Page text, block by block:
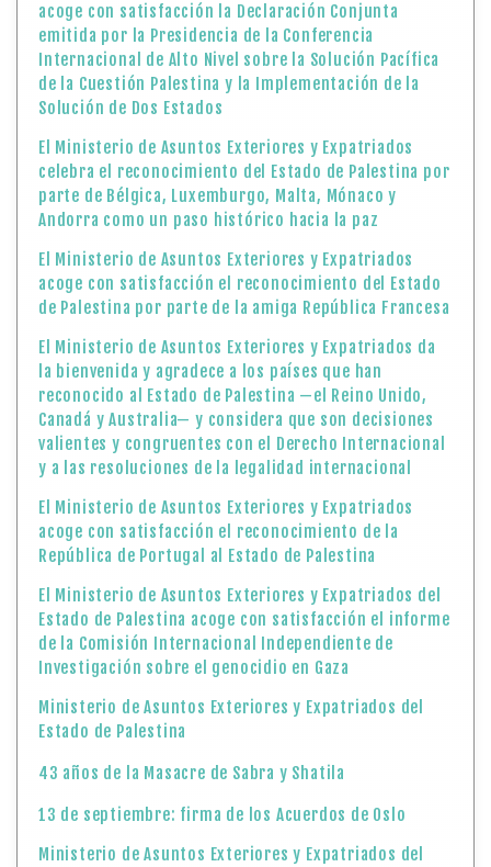
acoge con satisfacción la Declaración Conjunta
emitida por la Presidencia de la Conferencia
Internacional de Alto Nivel sobre la Solución Pacífica
de la Cuestión Palestina y la Implementación de la
Solución de Dos Estados
El Ministerio de Asuntos Exteriores y Expatriados
celebra el reconocimiento del Estado de Palestina por
parte de Bélgica, Luxemburgo, Malta, Mónaco y
Andorra como un paso histórico hacia la paz
El Ministerio de Asuntos Exteriores y Expatriados
acoge con satisfacción el reconocimiento del Estado
de Palestina por parte de la amiga República Francesa
El Ministerio de Asuntos Exteriores y Expatriados da
la bienvenida y agradece a los países que han
reconocido al Estado de Palestina —el Reino Unido,
Canadá y Australia— y considera que son decisiones
valientes y congruentes con el Derecho Internacional
y a las resoluciones de la legalidad internacional
El Ministerio de Asuntos Exteriores y Expatriados
acoge con satisfacción el reconocimiento de la
República de Portugal al Estado de Palestina
El Ministerio de Asuntos Exteriores y Expatriados del
Estado de Palestina acoge con satisfacción el informe
de la Comisión Internacional Independiente de
Investigación sobre el genocidio en Gaza
Ministerio de Asuntos Exteriores y Expatriados del
Estado de Palestina
43 años de la Masacre de Sabra y Shatila
13 de septiembre: firma de los Acuerdos de Oslo
Ministerio de Asuntos Exteriores y Expatriados del